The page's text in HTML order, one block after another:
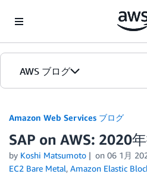
AWS ブログ
カテゴリ
エディション
Amazon Web Services ブログ
SAP on AWS: 2020
by Koshi Matsumoto on 06 1月
EC2 Bare Metal, Amazon Elastic